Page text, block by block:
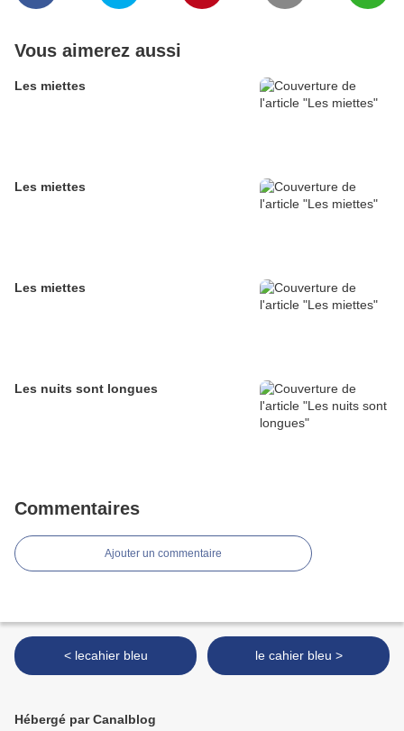
Vous aimerez aussi
Les miettes
Les miettes
Les miettes
Les nuits sont longues
Commentaires
Ajouter un commentaire
< lecahier bleu le cahier bleu >
Hébergé par Canalblog